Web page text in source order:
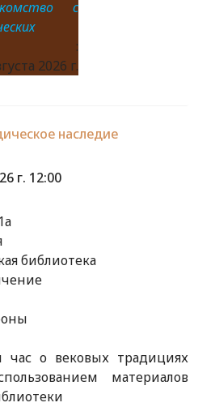
с
:
2026 г.
наследие
г. 12:00
библиотека
о вековых традициях
материалов